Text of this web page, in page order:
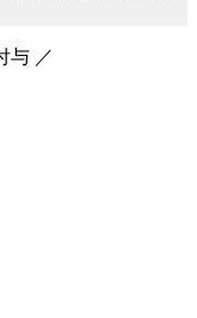
与 ／